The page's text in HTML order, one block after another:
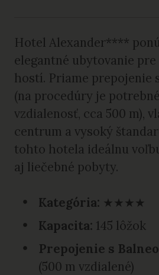
Hotel Alexander****
elegantné ubytovanie
hostí. Priame prepojenie
(na procedúry je
vzdialenosť, cca 500 m),
centrum a vysoký
tohto hotela ideálnu
aj liečebné pobyty.
Kategória: ★★★★
Kapacita: 145 lôžok
Prepojenie s
(500 m vzdialené)